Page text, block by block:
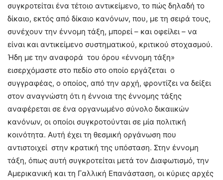
συγκροτείται ένα τέτοιο αντικείμενο, το πώς δηλαδή το
δίκαιο, εκτός από δίκαιο κανόνων, που, με τη σειρά τους,
συνέχουν την έννομη τάξη, μπορεί – και οφείλει – να
είναι και αντικείμενο συστηματικού, κριτικού στοχασμού.
Ήδη με την αναφορά του όρου «έννομη τάξη»
εισερχόμαστε στο πεδίο στο οποίο εργάζεται ο
συγγραφέας, ο οποίος, από την αρχή, φροντίζει να δείξει
στον αναγνώστη ότι η έννοια της έννομης τάξης
αναφέρεται σε ένα οργανωμένο σύνολο δικαιικών
κανόνων, οι οποίοι συγκροτούνται σε μία πολιτική
κοινότητα. Αυτή έχει τη θεσμική οργάνωση που
αντιστοιχεί στην κρατική της υπόσταση. Στην έννομη
τάξη, όπως αυτή συγκροτείται μετά τον Διαφωτισμό, την
Αμερικανική και τη Γαλλική Επανάσταση, οι κύριες αρχές